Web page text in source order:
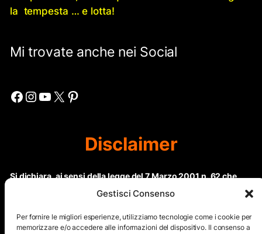
Gestisci Consenso
Per fornire le migliori esperienze, utilizziamo tecnologie come i cookie per
memorizzare e/o accedere alle informazioni del dispositivo. Il consenso a
la tempesta … e lotta!
Mi trovate anche nei Social
Facebook Instagram YouTube X Pinterest
Disclaimer
Si dichiara, ai sensi della legge del 7 Marzo 2001 n. 62 che
questo sito non rientra nella categoria di “Informazione
regolari. Le immagini dei collaboratori detentori del
Copyright © sono riproducibili solo dietro specifica